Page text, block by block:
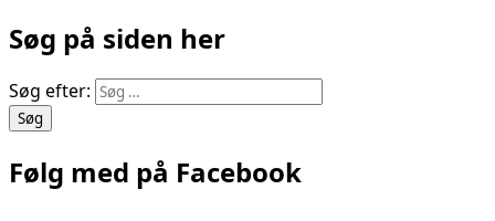
Søg på siden her
Søg efter:
Følg med på Facebook